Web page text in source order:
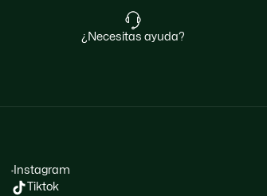
¿necesitas ayuda?
Instagram
Tiktok